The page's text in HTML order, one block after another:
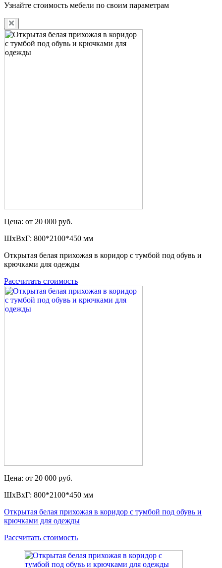
Узнайте стоимость мебели по своим параметрам
Цена: от 20 000 руб.
ШxВxГ: 800*2100*450 мм
Открытая белая прихожая в коридор с тумбой под обувь и
крючками для одежды
Рассчитать стоимость
Цена: от 20 000 руб.
ШxВxГ: 800*2100*450 мм
Открытая белая прихожая в коридор с тумбой под обувь и
крючками для одежды
Рассчитать стоимость